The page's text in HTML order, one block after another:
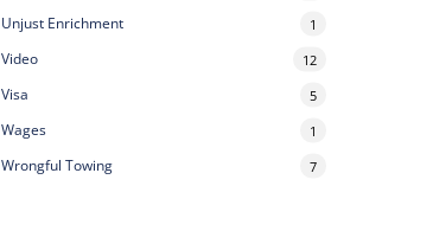
Unjust Enrichment 1
Video 12
Visa 5
Wages 1
Wrongful Towing 7